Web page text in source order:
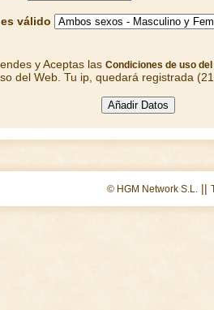
válido
y Aceptas las Condiciones de uso del
del Web. Tu ip, quedará registrada
© HGM Network S.L. ||